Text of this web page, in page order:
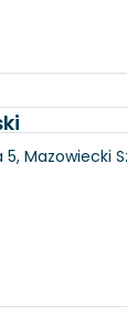
Mazowiecki